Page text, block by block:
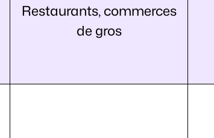
Restaurants, commerces
de gros